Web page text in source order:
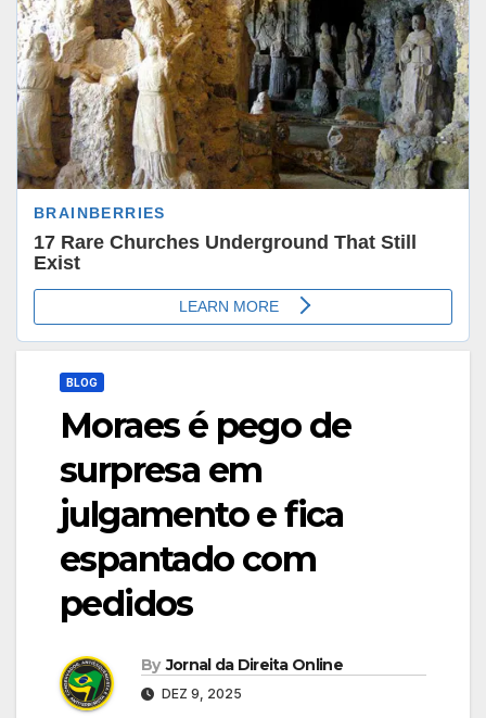
BLOG
Moraes é pego de
surpresa em
julgamento e fica
espantado com
pedidos
By Jornal da Direita Online
DEZ 9, 2025